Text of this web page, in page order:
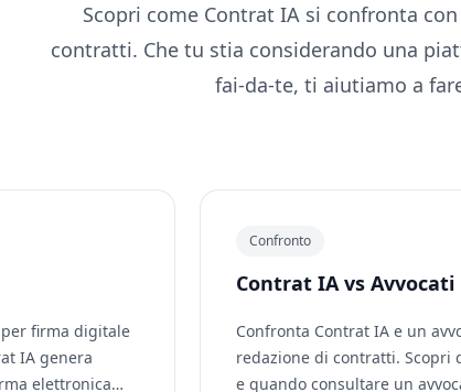
Scopri come Contrat IA si confronta
contratti. Che tu stia considerando una
fai-da-te, ti aiutiamo a
firma digitale
IA genera
elettronica
Confronto
Contrat IA vs Avvocati
Confronta Contrat IA e un
redazione di contratti. Scopri
e quando consultare un